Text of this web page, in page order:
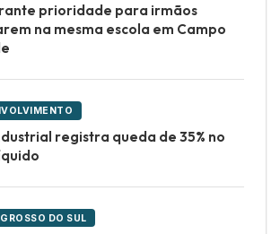
prioridade para irmãos
na mesma escola em Campo
registra queda de 35% no
DO SUL